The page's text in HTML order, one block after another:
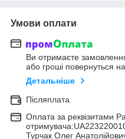
Умови оплати
Ви отримаєте
або гроші повернуться
Детальніше
Післяплата
Оплата за реквізитами
Турчак Олег